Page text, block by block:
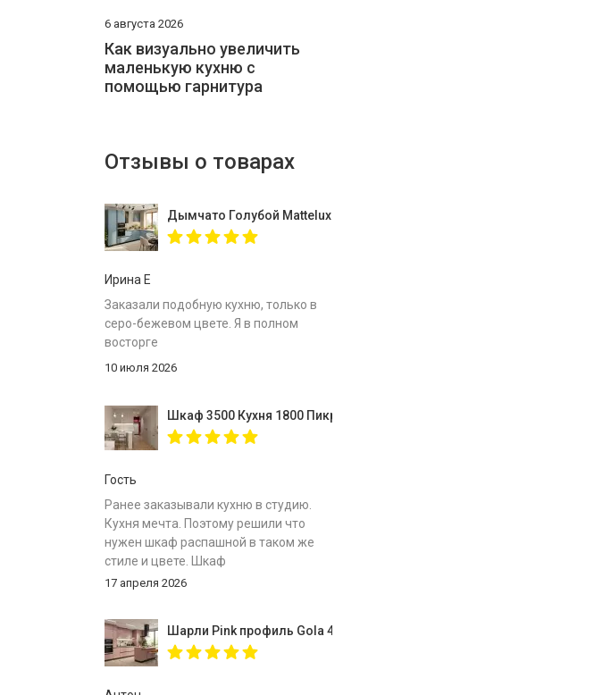
6 августа 2026
Как визуально увеличить
маленькую кухню с
помощью гарнитура
Отзывы о товарах
Дымчато Голубой Mattelux профиль Gola 3280х2400
Ирина Е
Заказали подобную кухню, только в
серо-бежевом цвете. Я в полном
восторге
10 июля 2026
Шкаф 3500 Кухня 1800 Пикрит
Гость
Ранее заказывали кухню в студию.
Кухня мечта. Поэтому решили что
нужен шкаф распашной в таком же
стиле и цвете. Шкаф
собрали,инструкция
срок.Спасибо за вместительный
шкаф.
17 апреля 2026
Шарли Pink профиль Gola 4000